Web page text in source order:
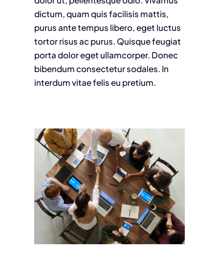
dictum, quam quis facilisis mattis,
purus ante tempus libero, eget luctus
tortor risus ac purus. Quisque feugiat
porta dolor eget ullamcorper. Donec
bibendum consectetur sodales. In
interdum vitae felis eu pretium.